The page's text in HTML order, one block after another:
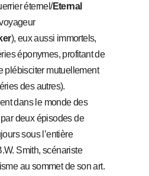
éternel/Eternal
), eux aussi immortels,
éponymes, profitant de
plébisciter mutuellement
des autres).
dans le monde des
deux épisodes de
sous l’entière
Smith, scénariste
au sommet de son art.